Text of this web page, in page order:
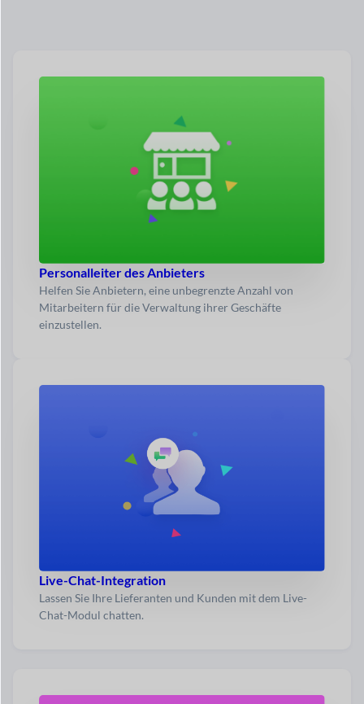
Personalleiter des Anbieters
Helfen Sie Anbietern, eine unbegrenzte Anzahl von
Mitarbeitern für die Verwaltung ihrer Geschäfte
einzustellen.
Live-Chat-Integration
Lassen Sie Ihre Lieferanten und Kunden mit dem Live-
Chat-Modul chatten.